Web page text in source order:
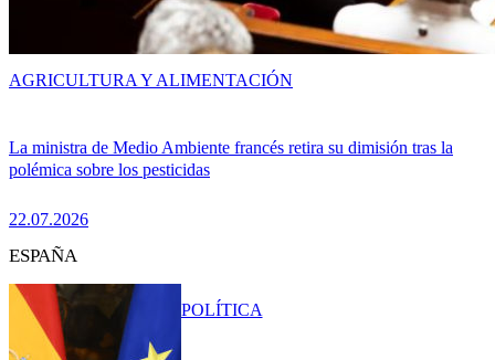
La ministra de Medio Ambiente francés retira su dimisión tras la
polémica sobre los pesticidas
22.07.2026
AGRICULTURA Y ALIMENTACIÓN
ESPAÑA
POLÍTICA